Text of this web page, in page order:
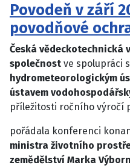
Povodeň v září
povodňové
Česká vědeckotechnická
společnost ve spolupráci s
hydrometeorologickým
ústavem
příležitosti ročního výročí
pořádala konferenci
ministra životního
zemědělství Marka